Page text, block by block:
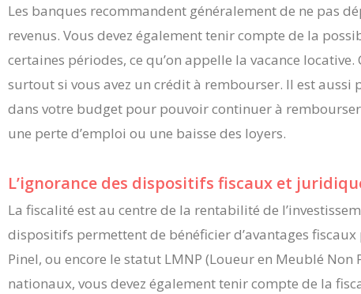
Les banques recommandent généralement de ne pas
revenus. Vous devez également tenir compte de la
certaines périodes, ce qu’on appelle la vacance
surtout si vous avez un crédit à rembourser. Il est
dans votre budget pour pouvoir continuer à
une perte d’emploi ou une baisse des loyers.
L’ignorance des dispositifs fiscaux et
La fiscalité est au centre de la rentabilité de
dispositifs permettent de bénéficier d’avantages
Pinel, ou encore le statut LMNP (Loueur en Meublé
nationaux, vous devez également tenir compte de la